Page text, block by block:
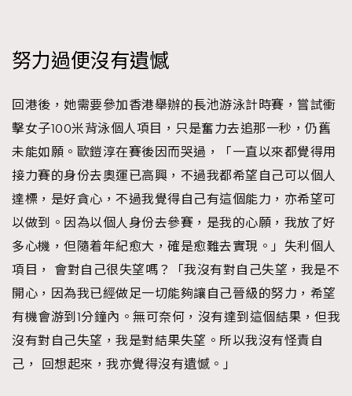
努力過便沒有遺憾
回港後，她需要參加香港舉辦的長池游泳計時賽，嘗試衝
擊女子100米背泳個人項目，只是奮力去追那一秒，仍舊
未能如願。歐鎧淳在賽後因而哭過，「一直以來都覺得用
接力賽的身份去奧運已高興，不過我都希望自己可以個人
達標，是好貪心，不過我覺得自己有這個能力，亦希望可
以做到。因為以個人身份去參賽，是我的心願，我放了好
多心機，但隨着年紀愈大，確是愈難去實現。」失利個人
項目， 會對自己很失望嗎？「我沒有對自己失望，我是不
開心，因為我已經做足一切能夠讓自己晉級的努力，希望
有機會游到1分鐘內。無可奈何，沒有達到這個結果，但我
沒有對自己失望，我是對結果失望。所以我沒有怪責自
己， 回想起來，我亦覺得沒有遺憾。」